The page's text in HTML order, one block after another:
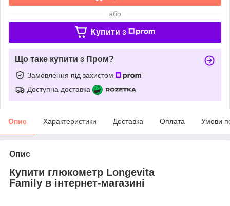
або
Купити з
Що таке купити з Пром?
Замовлення під захистом
Доступна доставка
Опис Характеристики Доставка Оплата Умови
Опис
Купити глюкометр Longevita
Family в інтернет-магазині